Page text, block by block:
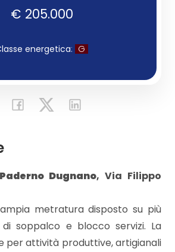
€ 205.000
energetica: G
Paderno Dugnano, Via Filippo
metratura disposto su più
soppalco e blocco servizi. La
per attività produttive, artigianali